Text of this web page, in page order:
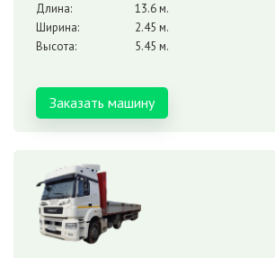
Длина:
13.6 м.
Ширина:
2.45 м.
Высота:
5.45 м.
Заказать машину